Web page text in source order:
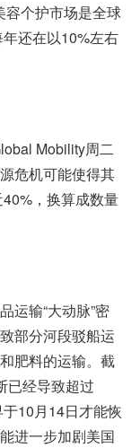
容个护市场是全球
还在以10%左右
Mobility周二
危机可能使得其
，换算成数量
运输“大动脉”密
部分河段驳船运
肥料的运输。截
已经导致超过
10月14日才能恢
进一步加剧美国